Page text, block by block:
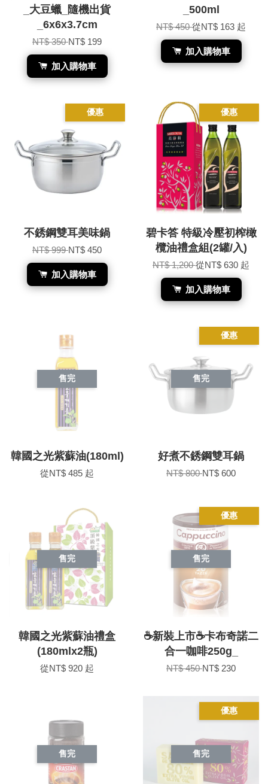
_大豆蠟_隨機出貨
_6x6x3.7cm
NT$ 350NT$ 199
加入購物車
_500ml
NT$ 450從NT$ 163 起
加入購物車
優惠
不銹鋼雙耳美味鍋
NT$ 999NT$ 450
加入購物車
優惠
碧卡答 特級冷壓初榨橄
欖油禮盒組(2罐/入)
NT$ 1,200從NT$ 630 起
加入購物車
售完
韓國之光紫蘇油(180ml)
從NT$ 485 起
優惠
售完
好煮不銹鋼雙耳鍋
NT$ 800NT$ 600
售完
韓國之光紫蘇油禮盒
(180mlx2瓶)
從NT$ 920 起
優惠
售完
☕新裝上市☕卡布奇諾二
合一咖啡250g_
NT$ 450NT$ 230
售完
優惠
售完